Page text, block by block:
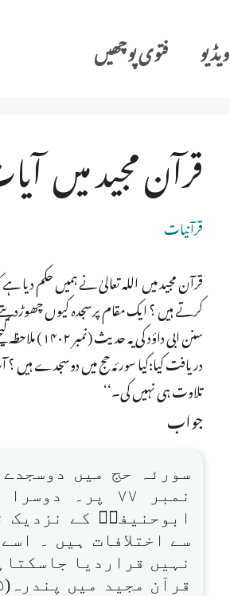
ویڈیو فتوی پوچھیں
قرآن مجید میں
قرآنیات
کرتے ہیں ؟ ایک مقام پرسجدہ کیوں
سنن ابی
دریافت کیا:کیا سورئہ حج میں دوسجدے
تلاوت ہی نہیں کی۔‘‘
جواب
نمبر ۷۷
ابوحنیفہؒ کے نزدیک
سے اختلافات ہیں ۔
نہیں قراردیا